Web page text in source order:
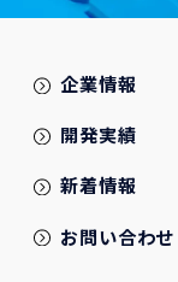
企業情報
開発実績
新着情報
お問い合わせ